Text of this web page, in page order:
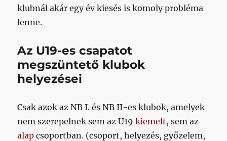
klubnál akár egy év kiesés is komoly probléma
lenne.
Az U19-es csapatot
megszüntető klubok
helyezései
Csak azok az NB I. és NB II-es klubok, amelyek
nem szerepelnek sem az U19kiemelt, sem az
alap csoportban. (csoport, helyezés, győzelem,